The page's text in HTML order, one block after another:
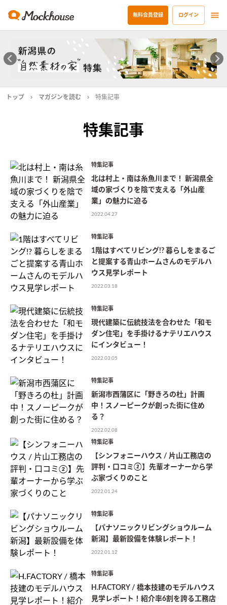
無料会員登録 ログイン
トップ マガジンを読む 特集記事
特集記事
特集記事
北は村上・南は糸魚川まで！ 新潟県全
域の家づくりを陰で支える「外山産
業」の魅力に迫る
2022.04.27
特集記事
1階はすべてリビング!? 暮らしをまるご
と提案する青山ホームさんのモデルハ
ウス見学レポート
2022.03.18
特集記事
現代建築に伝統技法を合わせた「和モ
ダン住宅」を手掛けるナテリエハウス
にインタビュー！
2022.03.05
特集記事
新潟市西蒲区に「野きろの杜」計画
中！スノーピークが創った街に住め
る？
2022.02.08
特集記事
【シンフォニーハウス / 片山工務店の
評判・口コミ②】先輩オーナーから学
ぶ家づくりのこと
2022.01.24
特集記事
【パナソニックリビングショウルーム
新潟】最新設備を体験レポート！
2022.01.12
特集記事
H.FACTORY / 橋本技建のモデルハウス
見学レポート！紹介率6割を誇る工務店